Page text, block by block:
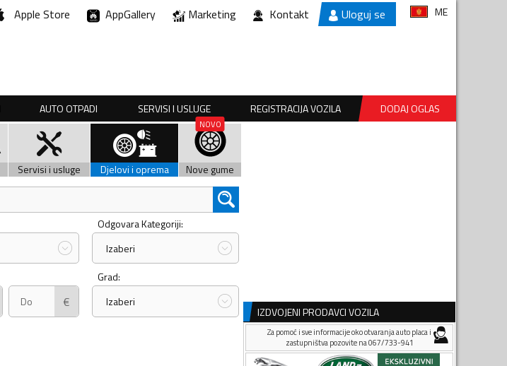
Apple Store AppGallery Marketing Kontakt Uloguj se ME
AUTO OTPADI SERVISI I USLUGE REGISTRACIJA VOZILA DODAJ OGLAS
Servisi i usluge Djelovi i oprema Nove gume
Odgovara Kategoriji:
Izaberi
€
Grad:
Izaberi
IZDVOJENI PRODAVCI VOZILA
Za pomoć i sve informacije oko otvaranja auto placa i
zastupništva pozovite na 067/733-941